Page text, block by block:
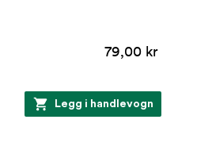
79,00 kr
Legg i handlevogn